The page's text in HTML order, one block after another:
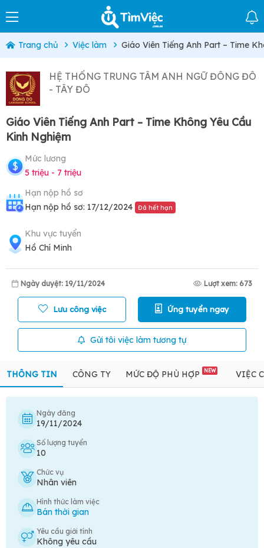
Trang chủ Việc làm Giáo Viên Tiếng Anh Part – Time
HỆ THỐNG TRUNG TÂM ANH NGỮ ĐÔNG ĐÔ
- TÂY ĐÔ
Giáo Viên Tiếng Anh Part – Time Không Yêu Cầu
Kinh Nghiệm
Mức lương
5 triệu - 7 triệu
Hạn nộp hồ sơ
Hạn nộp hồ sơ: 17/12/2024
Đã hết hạn
Khu vực tuyển
Hồ Chí Minh
Ngày duyệt: 19/11/2024 Lượt xem: 673
Lưu công việc Ứng tuyển ngay
Gửi tôi việc làm tương tự
THÔNG TIN CÔNG TY MỨC ĐỘ PHÙ HỢP NEW VIỆC
Ngày đăng
19/11/2024
Số lượng tuyển
10
Chức vụ
Nhân viên
Hình thức làm việc
Bán thời gian
Yêu cầu giới tính
Không yêu cầu